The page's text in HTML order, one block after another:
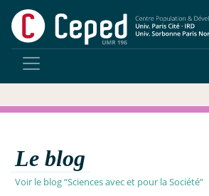
Le blog
Voir le blog “Sciences avec et pour la Société”